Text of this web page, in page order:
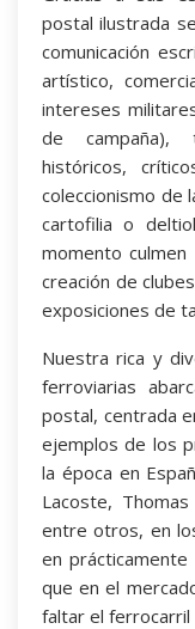
postal ilustrada
comunicación
artístico,
intereses
de campaña),
históricos,
coleccionismo de
cartofilia o
momento
creación de
exposiciones de
Nuestra rica y
ferroviarias
postal, centrada
ejemplos de los
la época en
Lacoste,
entre otros, en
en
que en el
faltar el ferrocarril